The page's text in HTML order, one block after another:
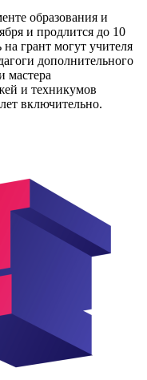
образования и
и продлится до 10
грант могут учителя
дополнительного
мастера
и техникумов
включительно.